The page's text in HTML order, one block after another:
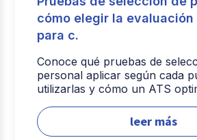
cómo elegir la
para c.
Conoce qué pruebas de
personal aplicar según cada
utilizarlas y cómo un ATS
leer más